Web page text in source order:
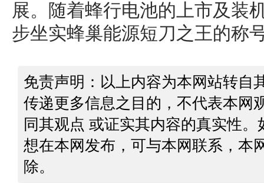
展。随着蜂行电池的上市及装
步坐实蜂巢能源短刀之王的称
免责声明：以上内容为本网站转自
传递更多信息之目的，不代表本网
同其观点 或证实其内容的真实性
想在本网发布，可与本网联系，本
除。